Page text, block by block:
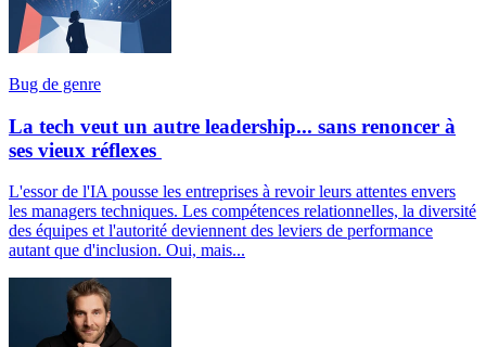
Bug de genre
La tech veut un autre leadership... sans renoncer à
ses vieux réflexes
L'essor de l'IA pousse les entreprises à revoir leurs attentes envers
les managers techniques. Les compétences relationnelles, la diversité
des équipes et l'autorité deviennent des leviers de performance
autant que d'inclusion. Oui, mais...